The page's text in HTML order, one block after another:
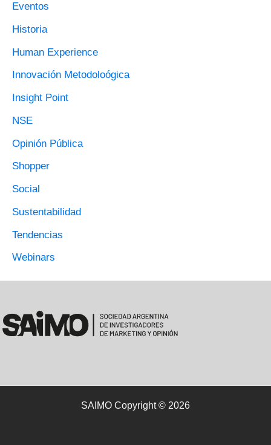
R
P
O
R
:
Eventos
Historia
Human Experience
Innovación Metodoloógica
Insight Point
NSE
Opinión Pública
Shopper
Social
Sustentabilidad
Tendencias
Webinars
SAIMO Copyright © 2026